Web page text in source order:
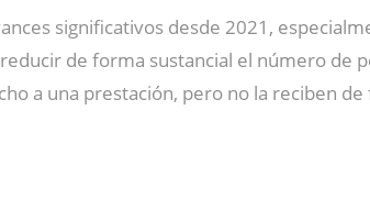
significativos desde 2021,
de forma sustancial el número de
a una prestación, pero no la reciben